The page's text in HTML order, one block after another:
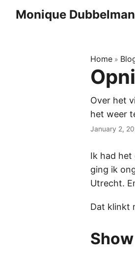
Monique Dubbelman
Home »
Over het
het weer
January 2,
Ik had het
ging ik
Utrecht.
Dat klinkt